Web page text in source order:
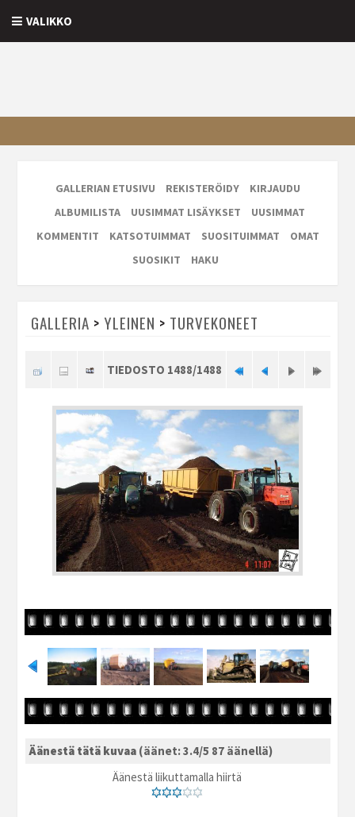
VALIKKO
GALLERIAN ETUSIVU REKISTERÖIDY
KIRJAUDU
ALBUMILISTA
UUSIMMAT LISÄYKSET
UUSIMMAT
KOMMENTIT
KATSOTUIMMAT SUOSITUIMMAT
OMAT
SUOSIKIT
HAKU
GALLERIA > YLEINEN > TURVEKONEET
TIEDOSTO 1488/1488
Äänestä tätä kuvaa (äänet: 3.4/5 87 äänellä)
Äänestä liikuttamalla hiirtä